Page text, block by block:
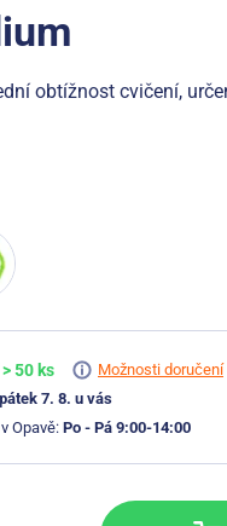
obtížnost cvičení,
50 ks
Možnosti doručení
7. 8. u vás
Opavě: Po - Pá 9:00-14:00